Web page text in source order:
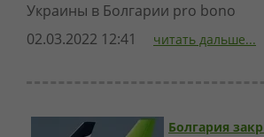
Украины в Болгарии pro bono
02.03.2022 12:41
читать дальше...
Болгария